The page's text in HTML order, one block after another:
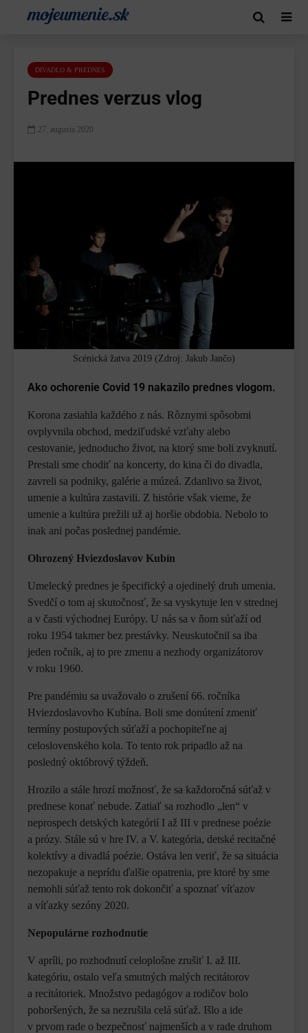
DIVADLO & PREDNES
Prednes verzus vlog
27. augusta 2020
Scénická žatva 2019 (Zdroj: Jakub Jančo)
Ako ochorenie Covid 19 nakazilo prednes vlogom.
Korona zasiahla každého z nás. Rôznymi spôsobmi
ovplyvnila obchod, medziľudské vzťahy alebo
cestovanie, jednoducho život, na ktorý sme boli zvyknutí.
Prestali sme chodiť na koncerty, do kina či do divadla,
zavreli sa podniky, galérie a múzeá. Zdanlivo sa život,
umenie a kultúra zastavili. Z histórie však vieme, že
umenie a kultúra prežili už aj horšie obdobia. Nebolo to
inak ani počas poslednej pandémie.
Ohrozený Hviezdoslavov Kubín
Umelecký prednes je špecifický a ojedinelý druh umenia.
Svedčí o tom aj skutočnosť, že sa vyskytuje len v strednej
a v časti východnej Európy. U nás sa v ňom súťaží od
roku 1954 takmer bez prestávky. Neuskutočnil sa iba
jeden ročník, aj to pre zmenu a nezhody organizátorov
v roku 1960.
Pre pandémiu sa uvažovalo o zrušení 66. ročníka
Hviezdoslavovho Kubína. Boli sme donútení zmeniť
termíny postupových súťaží a pochopiteľne aj
celoslovenského kola. To tento rok pripadlo až na
posledný októbrový týždeň.
Hrozilo a stále hrozí možnosť, že sa každoročná súťaž v
prednese konať nebude. Zatiaľ sa rozhodlo „len“ v
neprospech detských kategórií I až III v prednese poézie
a prózy. Stále sú v hre IV. a V. kategória, detské recitačné
kolektívy a divadlá poézie. Ostáva len veriť, že sa situácia
nezopakuje a neprídu ďalšie opatrenia, pre ktoré by sme
nemohli súťaž tento rok dokončiť a spoznať víťazov
a víťazky sezóny 2020.
Nepopulárne rozhodnutie
V apríli, po rozhodnutí celoplošne zrušiť I. až III.
kategóriu, ostalo veľa smutných malých recitátorov
a recitátoriek. Množstvo pedagógov a rodičov bolo
pohoršených, že sa nezrušila celá súťaž. Išlo a ide
v prvom rade o bezpečnosť najmenších a v rade druhom